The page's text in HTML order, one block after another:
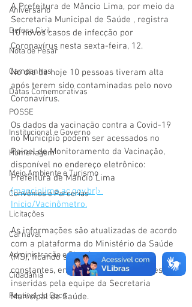
Aniversário
Defesa Civil
Nota de Pesar
Campanhas
Datas Comemorativas
POSSE
Institucional e Governo
Homenagem
Meio Ambiente e Turismo
Convênios e Parcerias
Licitações
Carnaval
Administração e Planejamento
Cidadania
Festival do Coco
A Prefeitura de Mâncio Lima, por meio da
Secretaria Municipal de Saúde , registra
10 novos casos de infecção por
Coronavírus nesta sexta-feira, 12.
No dia de hoje 10 pessoas tiveram alta
após terem sido contaminadas pelo novo
Coronavírus.
Os dados da vacinação contra a Covid-19
no Município podem ser acessados no
Painel de Monitoramento da Vacinação,
disponível no endereço eletrônico:
Prefeitura de Mâncio Lima
(manciolima.ac.gov.br)›
Inicio/Vacinômetro.
As informações são atualizadas de acordo
com a plataforma do Ministério da Saúde
(MS), ficando sujeitas a alterações
constantes, em razão das informações
inseridas pela equipe da Secretaria
Municipal de Saúde.